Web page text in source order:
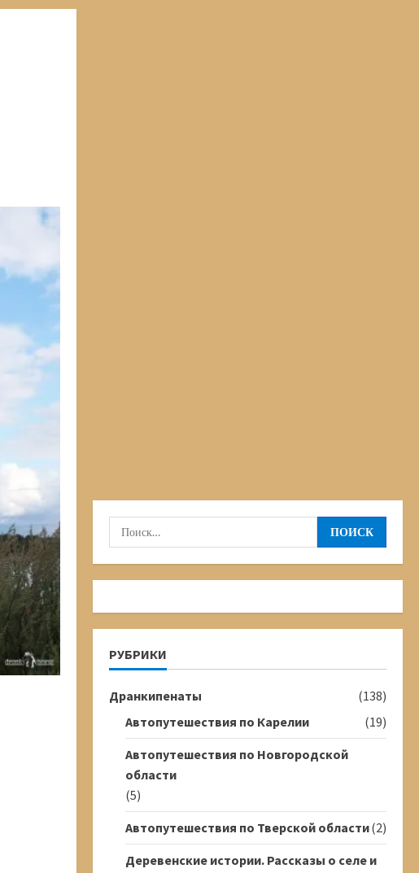
Найти:
РУБРИКИ
Дранкипенаты
(138)
Автопутешествия по Карелии
(19)
Автопутешествия по Новгородской
области
(5)
Автопутешествия по Тверской области(2)
Деревенские истории. Рассказы о селе и